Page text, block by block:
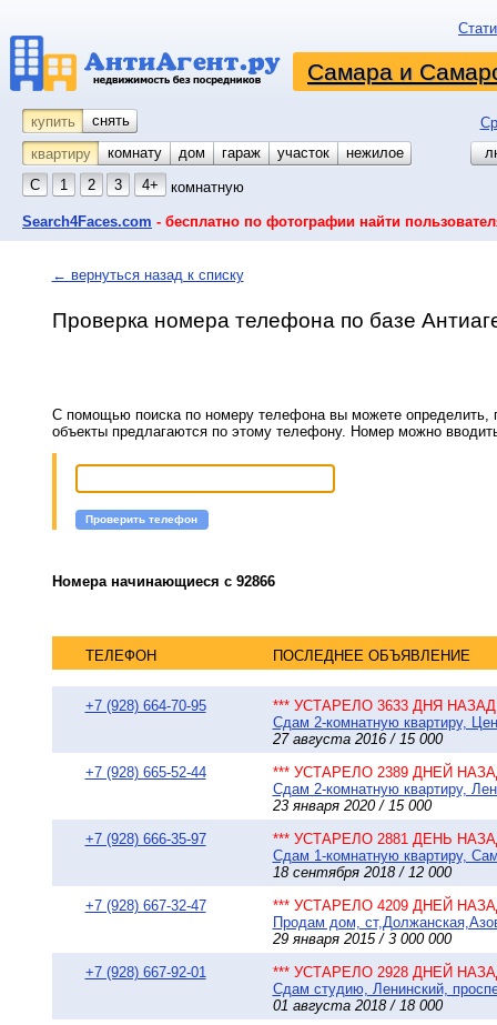
Самара и
купить снять
квартиру
комнату койко-место
дом гараж участок
нежилое
С
1 2 3 4+ комнатную
Search4Faces.com - бесплатно по фотографии найти
← вернуться назад к списку
Проверка номера телефона по базе
С помощью поиска по номеру телефона вы можете определить,
объекты предлагаются по этому телефону. Номер можно
Проверить телефон
Номера начинающиеся с 92866
ТЕЛЕФОН ПОСЛЕДНЕЕ ОБЪЯВЛЕНИЕ
+7 (928) 664-70-95
*** УСТАРЕЛО 3633 ДНЯ НАЗАД
Сдам 2-комнатную квартиру,
27 августа 2016 / 15 000
+7 (928) 665-52-44
*** УСТАРЕЛО 2389 ДНЕЙ
Сдам 2-комнатную квартиру,
23 января 2020 / 15 000
+7 (928) 666-35-97
*** УСТАРЕЛО 2881 ДЕНЬ
Сдам 1-комнатную квартиру,
18 сентября 2018 / 12 000
+7 (928) 667-32-47
*** УСТАРЕЛО 4209 ДНЕЙ
Продам дом,
29 января 2015 / 3 000 000
+7 (928) 667-92-01
*** УСТАРЕЛО 2928 ДНЕЙ
Сдам студию, Ленинский,
01 августа 2018 / 18 000